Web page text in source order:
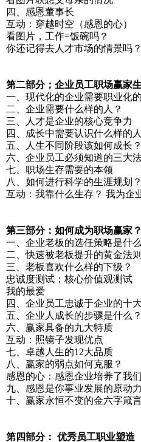
四、感恩董事长
互动：穿越时空（感恩的心）
看图片，工作=饭碗吗？
你还记得去人才市场的情景吗？
第二部分；企业员工职场赢家
一、现代化的企业需要职业化
二、企业需要什么样的人？
三、人才是企业的核心竞争力
四、成长中需要认识什么样的
五、人生不同阶段该如何成长？
六、企业员工必须知道的三大
七、职场生存需要的本领
八、如何进行科学的生涯规划？
互动：我靠什么生存？ 我为企
第三部分：如何成为职场赢家？
一、企业老板的选任策略是什
二、快速被老板提升的黄金法则
三、老板喜欢什么样的下级？
忠诚度测试；核心价值观测试
我的最爱
四、企业员工忠诚于企业的十
五、企业人成长的步骤是什么？
六、赢家具备的九大特质
互动：照镜子发现优点
七、卓越人生的12大品质
八、赢家的弱点如何克服？
感恩的心：感恩企业培养了我们
九、感恩是你事业发展的原动力
十、赢家永恒不变的金六字箴
第四部分： 优秀员工职业塑造